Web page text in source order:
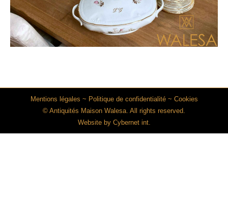
Mentions légales ~ Politique de confidentialité~ Cookies
© Antiquités Maison Walesa. All rights reserved.
Website by Cybernet int.